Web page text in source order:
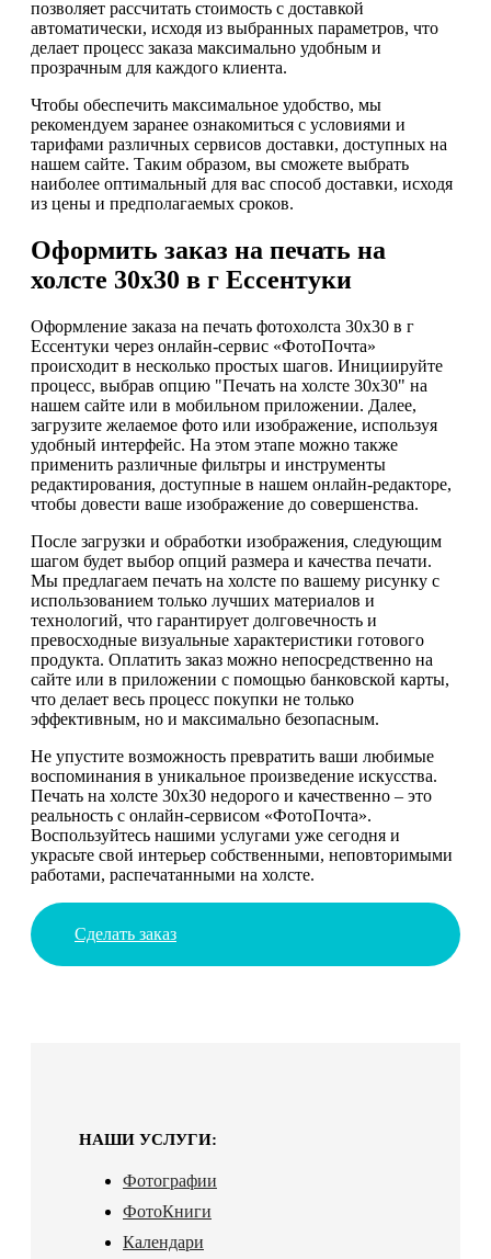
позволяет рассчитать стоимость с доставкой
автоматически, исходя из выбранных параметров, что
делает процесс заказа максимально удобным и
прозрачным для каждого клиента.
Чтобы обеспечить максимальное удобство, мы
рекомендуем заранее ознакомиться с условиями и
тарифами различных сервисов доставки, доступных на
нашем сайте. Таким образом, вы сможете выбрать
наиболее оптимальный для вас способ доставки, исходя
из цены и предполагаемых сроков.
Оформить заказ на печать на
холсте 30х30 в г Ессентуки
Оформление заказа на печать фотохолста 30х30 в г
Ессентуки через онлайн-сервис «ФотоПочта»
происходит в несколько простых шагов. Инициируйте
процесс, выбрав опцию "Печать на холсте 30х30" на
нашем сайте или в мобильном приложении. Далее,
загрузите желаемое фото или изображение, используя
удобный интерфейс. На этом этапе можно также
применить различные фильтры и инструменты
редактирования, доступные в нашем онлайн-редакторе,
чтобы довести ваше изображение до совершенства.
После загрузки и обработки изображения, следующим
шагом будет выбор опций размера и качества печати.
Мы предлагаем печать на холсте по вашему рисунку с
использованием только лучших материалов и
технологий, что гарантирует долговечность и
превосходные визуальные характеристики готового
продукта. Оплатить заказ можно непосредственно на
сайте или в приложении с помощью банковской карты,
что делает весь процесс покупки не только
эффективным, но и максимально безопасным.
Не упустите возможность превратить ваши любимые
воспоминания в уникальное произведение искусства.
Печать на холсте 30х30 недорого и качественно – это
реальность с онлайн-сервисом «ФотоПочта».
Воспользуйтесь нашими услугами уже сегодня и
украсьте свой интерьер собственными, неповторимыми
работами, распечатанными на холсте.
Сделать заказ
НАШИ УСЛУГИ:
Фотографии
ФотоКниги
Календари